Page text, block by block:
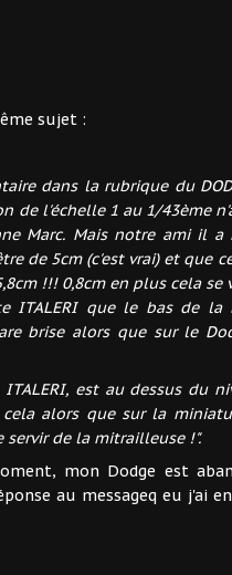
sujet :
dans la rubrique du
de l'échelle 1 au 1/43ème
Marc. Mais notre ami il
de 5cm (c'est vrai) et que
!!! 0,8cm en plus cela
ITALERI que le bas de la
brise alors que sur le
est au dessus du
alors que sur la
servir de la mitrailleuse !".
mon Dodge est
au messageq eu j'ai